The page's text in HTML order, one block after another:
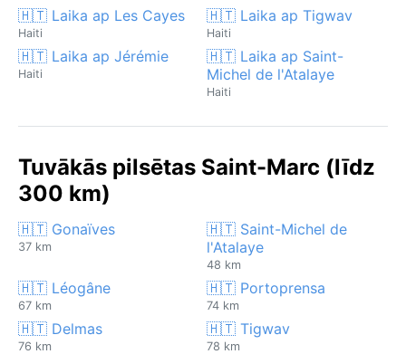
🇭🇹 Laika ap Les Cayes
Haiti
🇭🇹 Laika ap Tigwav
Haiti
🇭🇹 Laika ap Jérémie
Haiti
🇭🇹 Laika ap Saint-
Michel de l'Atalaye
Haiti
Tuvākās pilsētas Saint-Marc (līdz
300 km)
🇭🇹 Gonaïves
37 km
🇭🇹 Saint-Michel de
l'Atalaye
48 km
🇭🇹 Léogâne
67 km
🇭🇹 Portoprensa
74 km
🇭🇹 Delmas
76 km
🇭🇹 Tigwav
78 km